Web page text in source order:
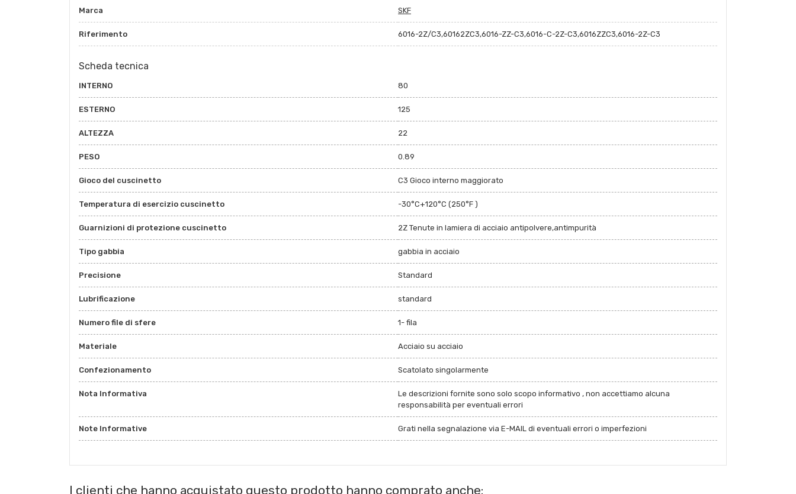
Marca SKF
Riferimento 6016-2Z/C3,60162ZC3,6016-ZZ-C3,6016-C-2Z-C3,6016ZZC3,6016-2Z-C3
Scheda tecnica
INTERNO 80
ESTERNO 125
ALTEZZA 22
PESO 0.89
Gioco del cuscinetto C3 Gioco interno maggiorato
Temperatura di esercizio cuscinetto -30°C+120°C (250°F )
Guarnizioni di protezione cuscinetto 2Z Tenute in lamiera di acciaio antipolvere,antimpurità
Tipo gabbia gabbia in acciaio
Precisione Standard
Lubrificazione standard
Numero file di sfere 1- fila
Materiale Acciaio su acciaio
Confezionamento Scatolato singolarmente
Nota Informativa
Le descrizioni fornite sono solo scopo informativo , non accettiamo alcuna
responsabilità per eventuali errori
Note Informative Grati nella segnalazione via E-MAIL di eventuali errori o imperfezioni
I clienti che hanno acquistato questo prodotto hanno comprato anche: